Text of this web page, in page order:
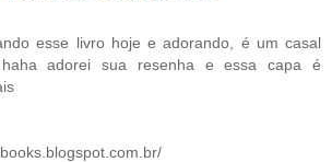
esse livro hoje e adorando, é um casal
adorei sua resenha e essa capa é